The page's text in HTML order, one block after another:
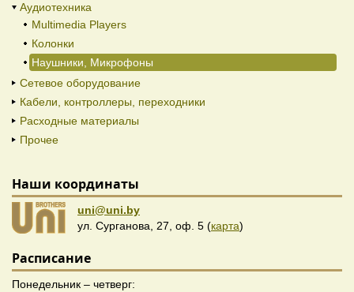
Аудиотехника
Multimedia Players
Колонки
Наушники, Микрофоны
Сетевое оборудование
Кабели, контроллеры, переходники
Расходные материалы
Прочее
Наши координаты
uni@uni.by
ул. Сурганова, 27, оф. 5 (карта)
Расписание
Понедельник – четверг: